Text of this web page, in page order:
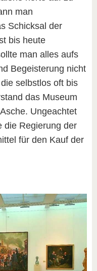
man
Schicksal der
bis heute
man alles aufs
Begeisterung nicht
selbstlos oft bis
das Museum
Ungeachtet
die Regierung der
für den Kauf der